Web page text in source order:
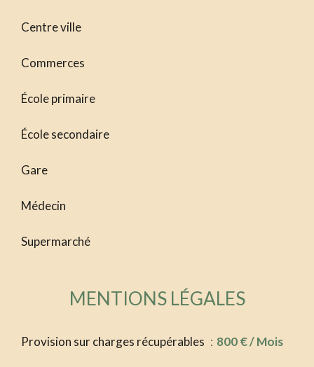
Centre ville
Commerces
École primaire
École secondaire
Gare
Médecin
Supermarché
MENTIONS LÉGALES
Provision sur charges récupérables 800 € / Mois